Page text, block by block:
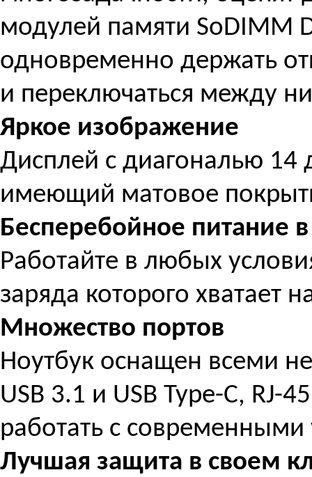
модулей памяти SoDIMM
одновременно держать
и переключаться между
Яркое изображение
Дисплей с диагональю 14
имеющий матовое
Бесперебойное питание
Работайте в любых
заряда которого хватает
Множество портов
Ноутбук оснащен всеми
USB 3.1 и USB Type-C, RJ-
работать с современными
Лучшая защита в своем